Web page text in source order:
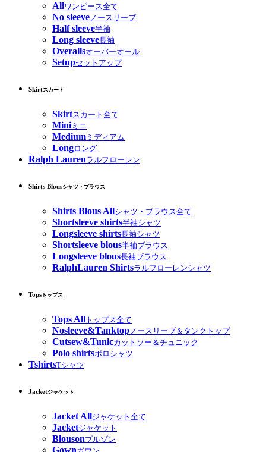
Allワンピース全て
No sleeveノースリーブ
Half sleeve半袖
Long sleeve長袖
Overallsオーバーオール
Setupセットアップ
Skirtスカート
Skirtスカート全て
Miniミニ
Medium ミディアム
Longロング
Ralph Laurenラルフローレン
Shirts Blousシャツ・ブラウス
Shirts Blous Allシャツ・ブラウス全て
Shortsleeve shirts半袖シャツ
Longsleeve shirts長袖シャツ
Shortsleeve blous半袖ブラウス
Longsleeve blous長袖ブラウス
RalphLauren Shirtsラルフローレンシャツ
Tops トップス
Tops All トップス全て
Nosleeve&Tanktop ノースリーブ＆タンクトップ
Cutsew&Tunicカットソー＆チュニック
Polo shirtsポロシャツ
TshirtsTシャツ
Jacketジャケット
Jacket Allジャケット全て
Jacketジャケット
Blousonブルゾン
Gown